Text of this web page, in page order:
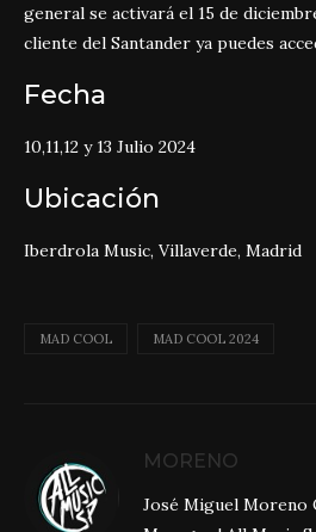
general se activará el 15 de
cliente del Santander ya puedes
Fecha
10,11,12 y 13 Julio 2024
Ubicación
Iberdrola Music, Villaverde, Madrid
MAD COOL MAD COOL 2024
MORENO
José Miguel Moreno